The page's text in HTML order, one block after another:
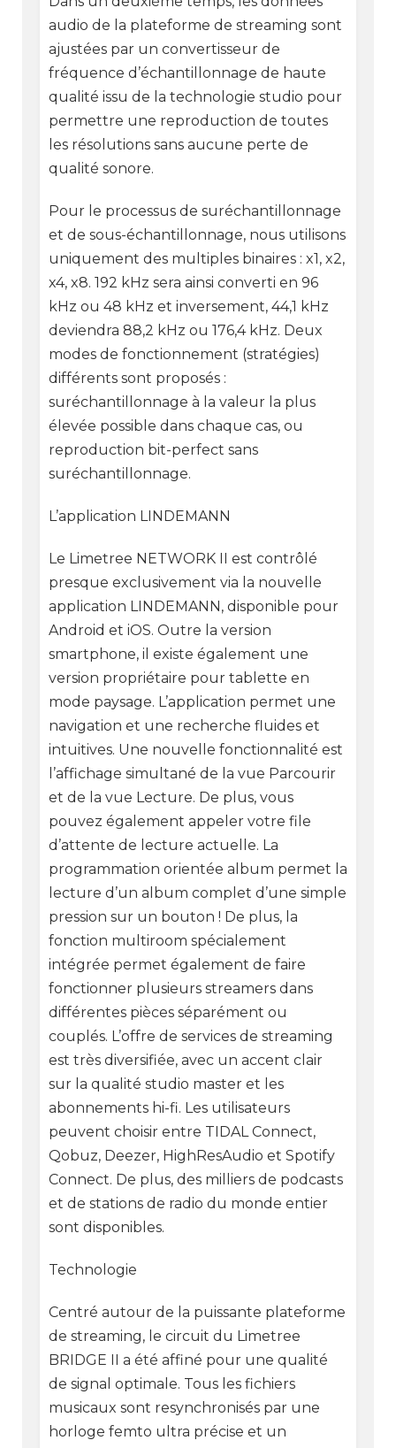
audio de la plateforme de streaming sont
ajustées par un convertisseur de
fréquence d’échantillonnage de haute
qualité issu de la technologie studio pour
permettre une reproduction de toutes
les résolutions sans aucune perte de
qualité sonore.
Pour le processus de suréchantillonnage
et de sous-échantillonnage, nous utilisons
uniquement des multiples binaires : x1, x2,
x4, x8. 192 kHz sera ainsi converti en 96
kHz ou 48 kHz et inversement, 44,1 kHz
deviendra 88,2 kHz ou 176,4 kHz. Deux
modes de fonctionnement (stratégies)
différents sont proposés :
suréchantillonnage à la valeur la plus
élevée possible dans chaque cas, ou
reproduction bit-perfect sans
suréchantillonnage.
L’application LINDEMANN
Le Limetree NETWORK II est contrôlé
presque exclusivement via la nouvelle
application LINDEMANN, disponible pour
Android et iOS. Outre la version
smartphone, il existe également une
version propriétaire pour tablette en
mode paysage. L’application permet une
navigation et une recherche fluides et
intuitives. Une nouvelle fonctionnalité est
l’affichage simultané de la vue Parcourir
et de la vue Lecture. De plus, vous
pouvez également appeler votre file
d’attente de lecture actuelle. La
programmation orientée album permet la
lecture d’un album complet d’une simple
pression sur un bouton ! De plus, la
fonction multiroom spécialement
intégrée permet également de faire
fonctionner plusieurs streamers dans
différentes pièces séparément ou
couplés. L’offre de services de streaming
est très diversifiée, avec un accent clair
sur la qualité studio master et les
abonnements hi-fi. Les utilisateurs
peuvent choisir entre TIDAL Connect,
Qobuz, Deezer, HighResAudio et Spotify
Connect. De plus, des milliers de podcasts
et de stations de radio du monde entier
sont disponibles.
Technologie
Centré autour de la puissante plateforme
de streaming, le circuit du Limetree
BRIDGE II a été affiné pour une qualité
de signal optimale. Tous les fichiers
musicaux sont resynchronisés par une
horloge femto ultra précise et un